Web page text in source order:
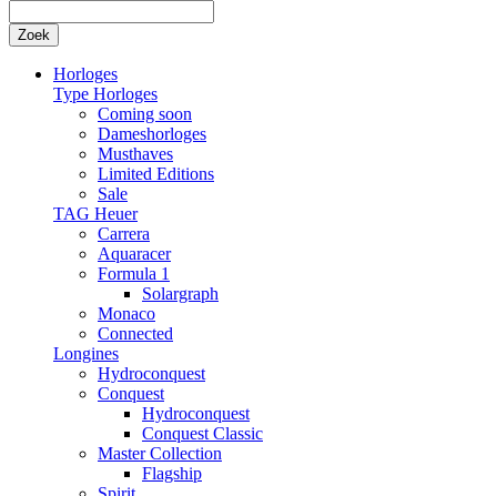
Zoek
Horloges
Type Horloges
Coming soon
Dameshorloges
Musthaves
Limited Editions
Sale
TAG Heuer
Carrera
Aquaracer
Formula 1
Solargraph
Monaco
Connected
Longines
Hydroconquest
Conquest
Hydroconquest
Conquest Classic
Master Collection
Flagship